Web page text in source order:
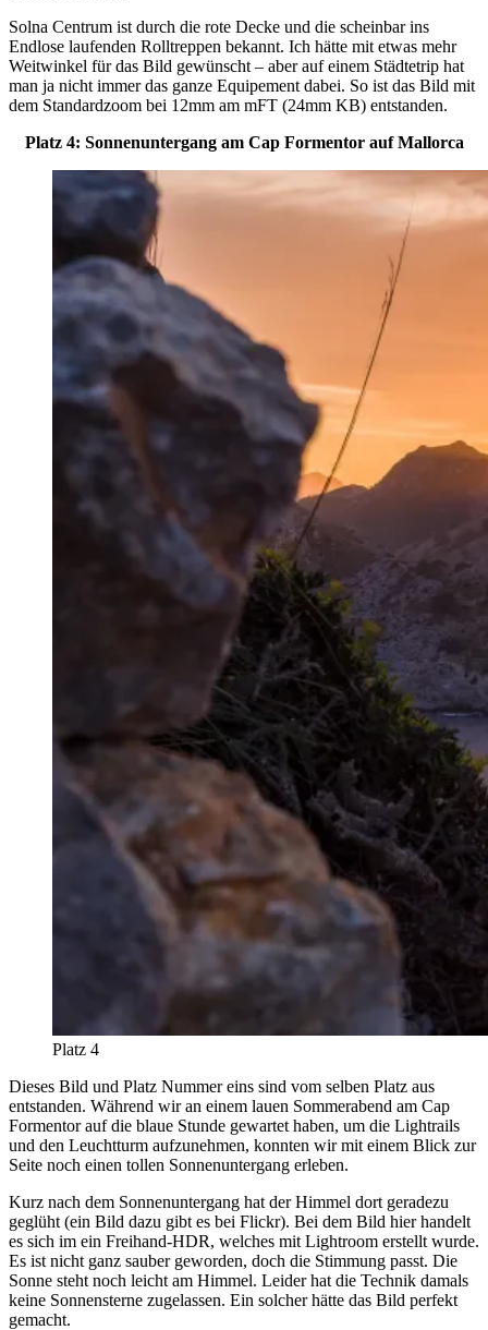
Solna Centrum ist durch die rote Decke und die scheinbar ins
Endlose laufenden Rolltreppen bekannt. Ich hätte mit etwas mehr
Weitwinkel für das Bild gewünscht – aber auf einem Städtetrip hat
man ja nicht immer das ganze Equipement dabei. So ist das Bild mit
dem Standardzoom bei 12mm am mFT (24mm KB) entstanden.
Platz 4: Sonnenuntergang am Cap Formentor auf Mallorca
Platz 4
Dieses Bild und Platz Nummer eins sind vom selben Platz aus
entstanden. Während wir an einem lauen Sommerabend am Cap
Formentor auf die blaue Stunde gewartet haben, um die Lightrails
und den Leuchtturm aufzunehmen, konnten wir mit einem Blick zur
Seite noch einen tollen Sonnenuntergang erleben.
Kurz nach dem Sonnenuntergang hat der Himmel dort geradezu
geglüht (ein Bild dazu gibt es bei Flickr). Bei dem Bild hier handelt
es sich im ein Freihand-HDR, welches mit Lightroom erstellt wurde.
Es ist nicht ganz sauber geworden, doch die Stimmung passt. Die
Sonne steht noch leicht am Himmel. Leider hat die Technik damals
keine Sonnensterne zugelassen. Ein solcher hätte das Bild perfekt
gemacht.